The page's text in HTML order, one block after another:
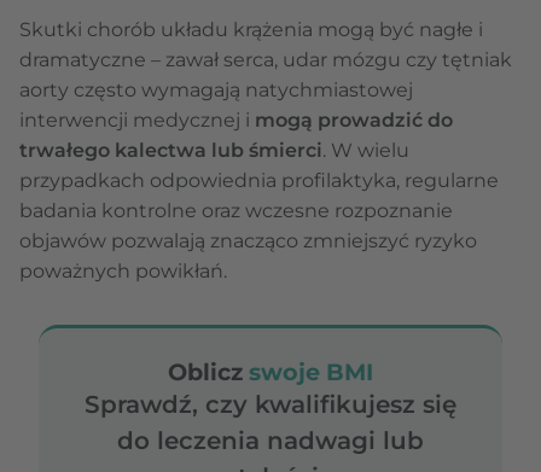
Skutki chorób układu krążenia mogą być nagłe i
dramatyczne – zawał serca, udar mózgu czy tętniak
aorty często wymagają natychmiastowej
interwencji medycznej i mogą prowadzić do
trwałego kalectwa lub śmierci. W wielu
przypadkach odpowiednia profilaktyka, regularne
badania kontrolne oraz wczesne rozpoznanie
objawów pozwalają znacząco zmniejszyć ryzyko
poważnych powikłań.
Oblicz swoje BMI
Sprawdź, czy kwalifikujesz się
do leczenia nadwagi lub